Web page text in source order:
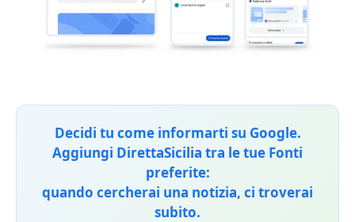
Decidi tu come informarti su Google.
Aggiungi DirettaSicilia tra le tue Fonti
preferite:
quando cercherai una notizia, ci troverai
subito.